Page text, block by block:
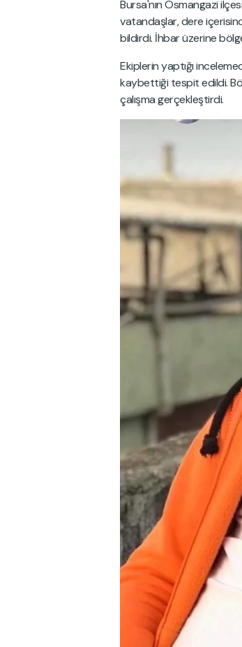
Bursa'nın Osmangazi
vatandaşlar, dere
bildirdi. İhbar üzerine
Ekiplerin yaptığı
kaybettiği tespit edildi.
çalışma gerçekleştirdi.